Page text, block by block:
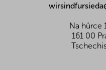
Na hůrce
161 00